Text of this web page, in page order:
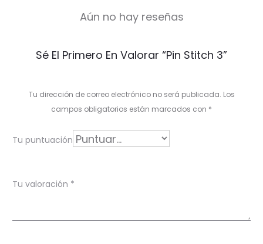
r
i
o
Aún no hay reseñas
Sé El Primero En Valorar “Pin Stitch 3”
Tu dirección de correo electrónico no será publicada. Los
campos obligatorios están marcados con *
Tu puntuación
Tu valoración *